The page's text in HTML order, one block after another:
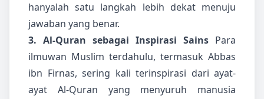
hanyalah satu langkah lebih dekat menuju
jawaban yang benar.
3. Al-Quran sebagai Inspirasi Sains Para
ilmuwan Muslim terdahulu, termasuk Abbas
ibn Firnas, sering kali terinspirasi dari ayat-
ayat Al-Quran yang menyuruh manusia